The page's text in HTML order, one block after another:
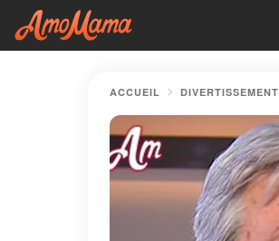
ACCUEIL DIVERTISSEMENT